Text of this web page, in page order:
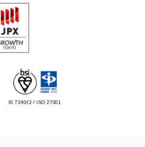
IS 739062 / ISO 27001